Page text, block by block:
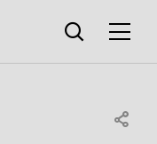
검색창
열기
메뉴
SHARE